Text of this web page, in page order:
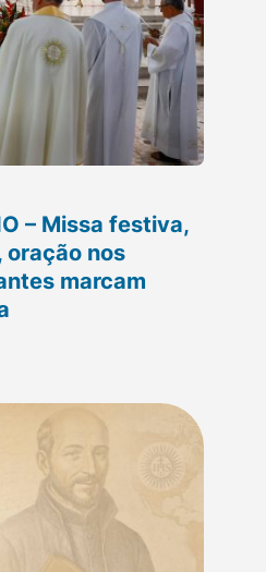
– Missa festiva,
nos
marcam